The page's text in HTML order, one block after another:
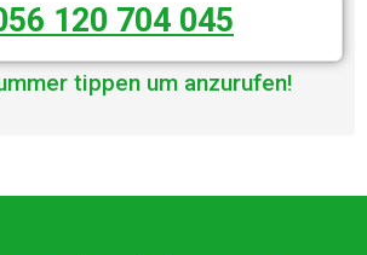
120 704 045
tippen um anzurufen!